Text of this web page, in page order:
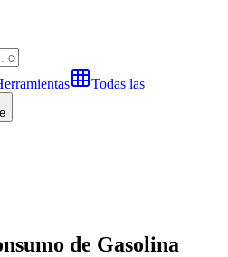
Todas las
de Gasolina